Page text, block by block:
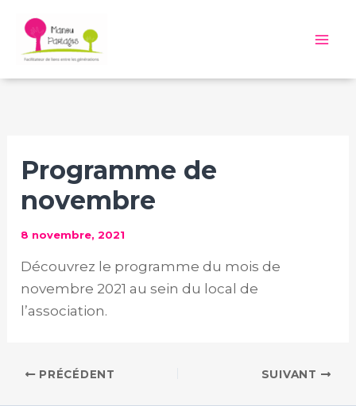
contenu
Programme de
novembre
8 novembre, 2021
Découvrez le programme du mois de
novembre 2021 au sein du local de
l’association.
PRÉCÉDENT SUIVANT